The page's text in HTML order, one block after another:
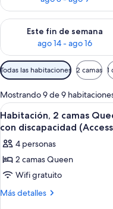
Este fin de semana
ago 14 - ago 16
Consulta la disponibilidad
Filtros
disponibles
para
las
habitaciones
Todas las habitaciones 2 camas 1
Mostrando 9 de 9
Abrir
todas
las
fotos
de
Habitación,
2
4
Habitación, 2 camas
con discapacidad
4 personas
2 camas Queen
Wifi gratuito
Más detalles
Más